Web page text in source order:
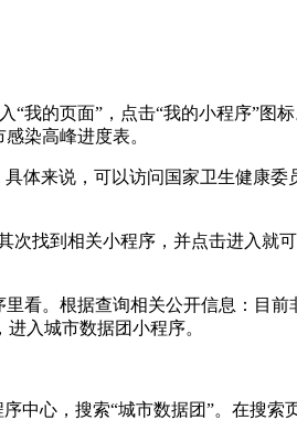
“我的页面”，点击“我的小程序”
染高峰进度表。
体来说，可以访问国家卫生健康
次找到相关小程序，并点击进入
看。根据查询相关公开信息：目
入城市数据团小程序。
中心，搜索“城市数据团”。在搜